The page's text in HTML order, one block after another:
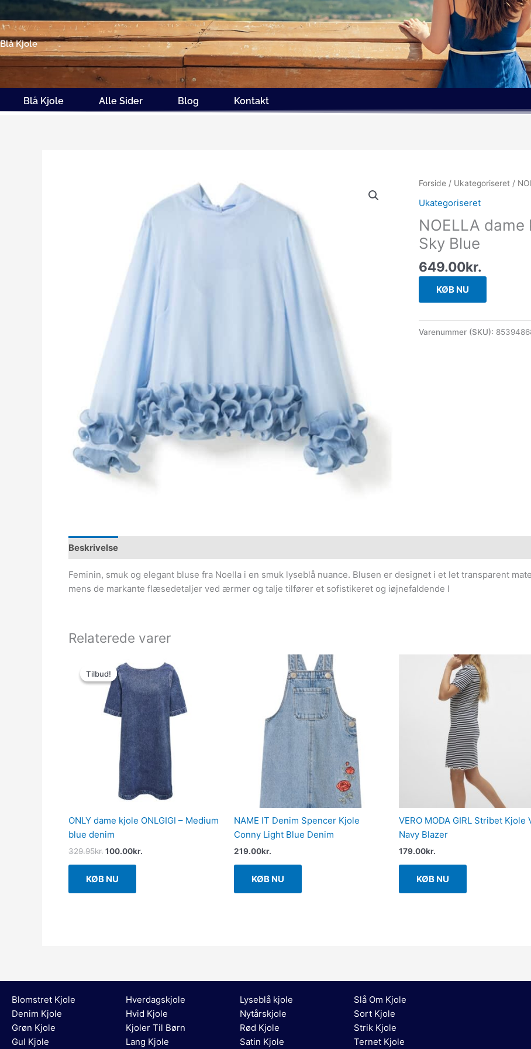
til
indholdet
Blå Kjole
Blå Kjole Alle Sider Blog Kontakt
Forside / Ukategoriseret /
Ukategoriseret
NOELLA dame
Sky Blue
649.00kr.
KØB NU
Varenummer (SKU):
Beskrivelse
Feminin, smuk og elegant bluse fra Noella i en smuk lyseblå nuance. Blusen er designet i et let transparent
mens de markante flæsedetaljer ved ærmer og talje tilfører et sofistikeret og iøjnefaldende l
Relaterede varer
Tilbud!
Tilbud!
ONLY dame kjole ONLGIGI – Medium
blue denim
329.95kr.
oprindelige
pris
var:
329.95kr..
100.00kr.
aktuelle
pris
er:
100.00kr..
KØB NU
NAME IT Denim Spencer Kjole
Conny Light Blue Denim
219.00kr.
KØB NU
VERO MODA GIRL Stribet Kjole
Navy Blazer
179.00kr.
KØB NU
Blomstret Kjole
Denim Kjole
Grøn Kjole
Gul Kjole
Hverdagskjole
Hvid Kjole
Kjoler Til Børn
Lang Kjole
Lyseblå kjole
Nytårskjole
Rød Kjole
Satin Kjole
Slå Om Kjole
Sort Kjole
Strik Kjole
Ternet Kjole